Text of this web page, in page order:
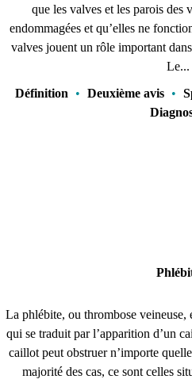
que les valves et les parois des
endommagées et qu’elles ne
valves jouent un rôle important
Le...
Définition
• Deuxième avis •
La phlébite, ou thrombose veineuse,
qui se traduit par l’apparition d’un
caillot peut obstruer n’importe
majorité des cas, ce sont celles